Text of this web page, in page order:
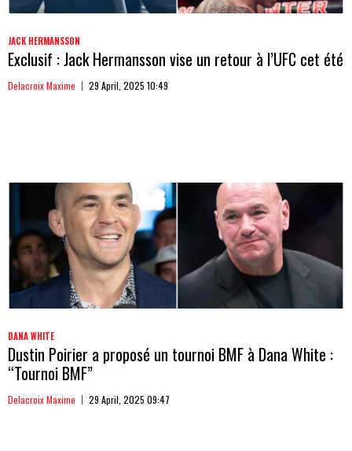
JACK HERMANSSON
Exclusif : Jack Hermansson vise un retour à l’UFC cet été
Delacroix Maxime 29 April, 2025 10:49
DANA WHITE
Dustin Poirier a proposé un tournoi BMF à Dana White :
“Tournoi BMF”
Delacroix Maxime 29 April, 2025 09:47